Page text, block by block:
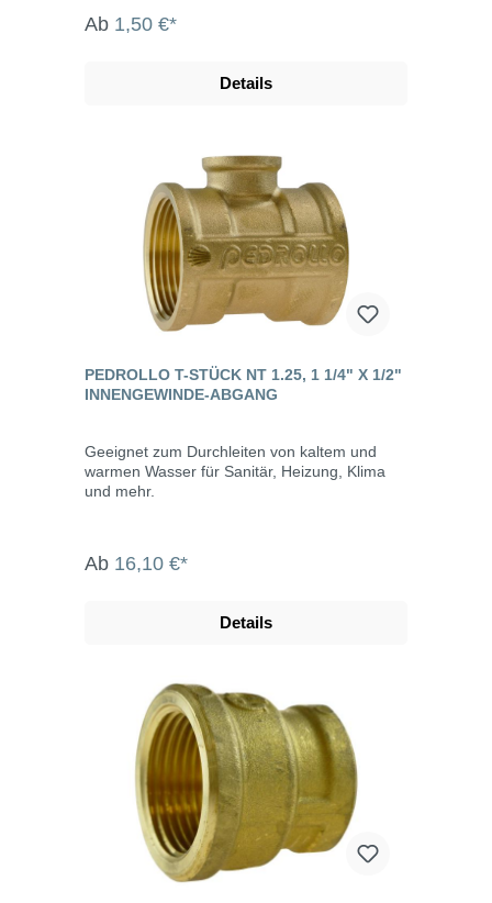
Ab 1,50 €*
Details
PEDROLLO T-STÜCK NT 1.25, 1 1/4" X 1/2"
INNENGEWINDE-ABGANG
Geeignet zum Durchleiten von kaltem und
warmen Wasser für Sanitär, Heizung, Klima
und mehr.
Ab 16,10 €*
Details